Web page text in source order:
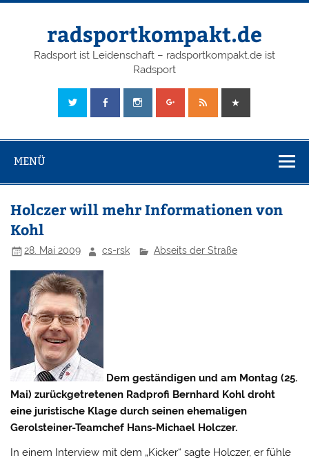
radsportkompakt.de
Radsport ist Leidenschaft – radsportkompakt.de ist
Radsport
MENÜ
Holczer will mehr Informationen von
Kohl
28. Mai 2009 cs-rsk Abseits der Straße
Dem geständigen und am Montag (25.
Mai) zurückgetretenen Radprofi Bernhard Kohl droht
eine juristische Klage durch seinen ehemaligen
Gerolsteiner-Teamchef Hans-Michael Holczer.
In einem Interview mit dem „Kicker“ sagte Holczer, er fühle